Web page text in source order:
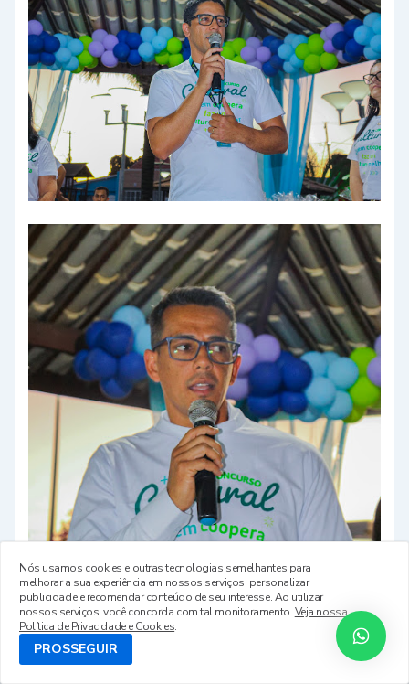
Nós usamos cookies e outras tecnologias semelhantes para
melhorar a sua experiência em nossos serviços, personalizar
publicidade e recomendar conteúdo de seu interesse. Ao utilizar
nossos serviços, você concorda com tal monitoramento.Veja nossa
Política de Privacidade e Cookies.
PROSSEGUIR